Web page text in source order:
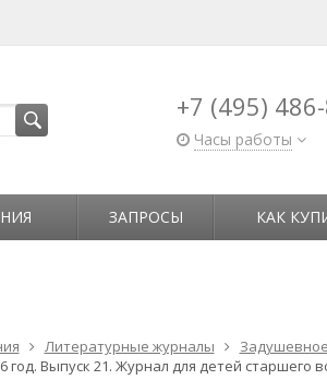
+7 (495)
Часы работы
ЗАПРОСЫ КАК
Литературные журналы
год. Выпуск 21. Журнал для детей старшего